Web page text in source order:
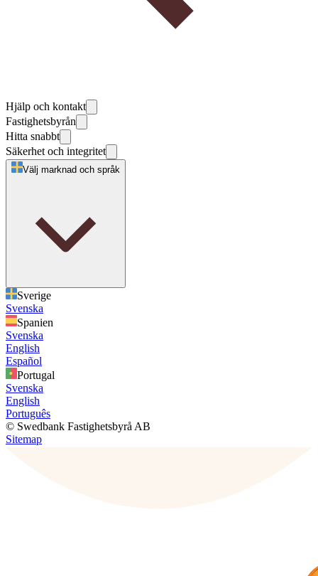
Hjälp och kontakt
Fastighetsbyrån
Hitta snabbt
Säkerhet och integritet
Välj marknad och språk
Sverige
Svenska
Spanien
Svenska
English
Español
Portugal
Svenska
English
Português
© Swedbank Fastighetsbyrå AB
Sitemap